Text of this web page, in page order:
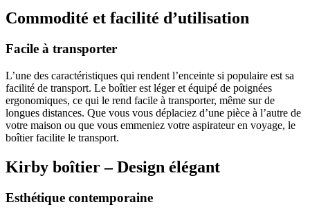
Commodité et facilité d’utilisation
Facile à transporter
L’une des caractéristiques qui rendent l’enceinte si populaire est sa
facilité de transport. Le boîtier est léger et équipé de poignées
ergonomiques, ce qui le rend facile à transporter, même sur de
longues distances. Que vous vous déplaciez d’une pièce à l’autre de
votre maison ou que vous emmeniez votre aspirateur en voyage, le
boîtier facilite le transport.
Kirby boîtier – Design élégant
Esthétique contemporaine